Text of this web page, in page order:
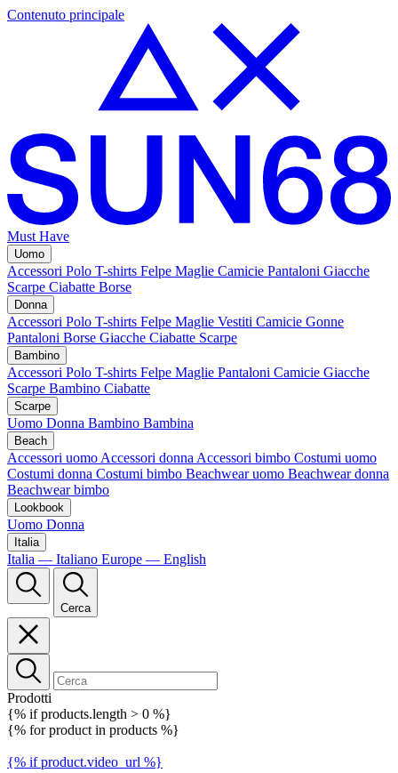
Contenuto principale
Must Have
Uomo
Accessori Polo T-shirts Felpe Maglie Camicie Pantaloni Giacche
Scarpe Ciabatte Borse
Donna
Accessori Polo T-shirts Felpe Maglie Vestiti Camicie Gonne
Pantaloni Borse Giacche Ciabatte Scarpe
Bambino
Accessori Polo T-shirts Felpe Maglie Pantaloni Camicie Giacche
Scarpe Bambino Ciabatte
Scarpe
Uomo Donna Bambino Bambina
Beach
Accessori uomo Accessori donna Accessori bimbo Costumi uomo
Costumi donna Costumi bimbo Beachwear uomo Beachwear donna
Beachwear bimbo
Lookbook
Uomo Donna
Italia
Italia — Italiano Europe — English
Cerca
Prodotti
{% if products.length > 0 %}
{% for product in products %}
{% if product.video_url %}